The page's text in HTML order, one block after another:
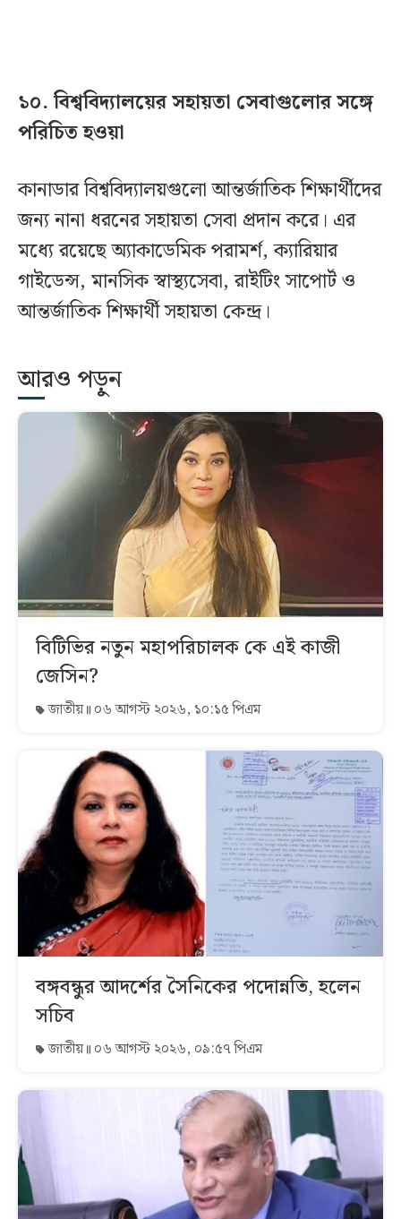
১০. বিশ্ববিদ্যালয়ের সহায়তা সেবাগুলোর সঙ্গে
পরিচিত হওয়া
কানাডার বিশ্ববিদ্যালয়গুলো আন্তর্জাতিক শিক্ষার্থীদের
জন্য নানা ধরনের সহায়তা সেবা প্রদান করে। এর
মধ্যে রয়েছে অ্যাকাডেমিক পরামর্শ, ক্যারিয়ার
গাইডেন্স, মানসিক স্বাস্থ্যসেবা, রাইটিং সাপোর্ট ও
আন্তর্জাতিক শিক্ষার্থী সহায়তা কেন্দ্র।
আরও পড়ুন
বিটিভির নতুন মহাপরিচালক কে এই কাজী
জেসিন?
জাতীয় ০৬ আগস্ট ২০২৬, ১০:১৫ পিএম
বঙ্গবন্ধুর আদর্শের সৈনিকের পদোন্নতি, হলেন
সচিব
জাতীয় ০৬ আগস্ট ২০২৬, ০৯:৫৭ পিএম